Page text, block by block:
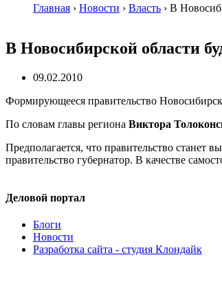
Главная › Новости › Власть › В
В Новосибирской области
09.02.2010
Формирующееся правительство
По словам главы региона Виктора
Предполагается, что правительство станет
правительство губернатор. В качестве
Деловой портал
Блоги
Новости
Разработка сайта - студия Клондайк